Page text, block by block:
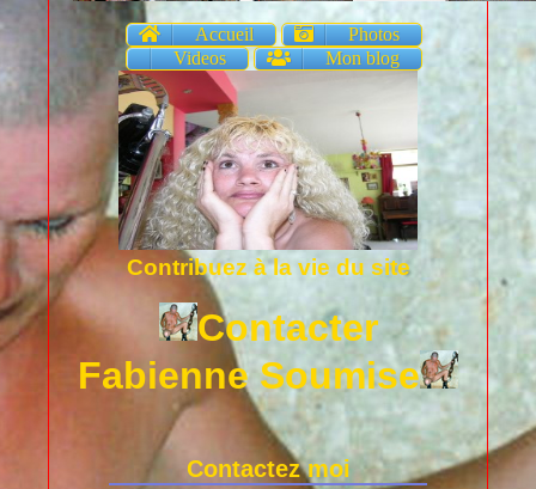
Accueil
Photos
Videos
Mon blog
Contribuez à la vie du site
Contacter
Fabienne Soumise
Contactez moi